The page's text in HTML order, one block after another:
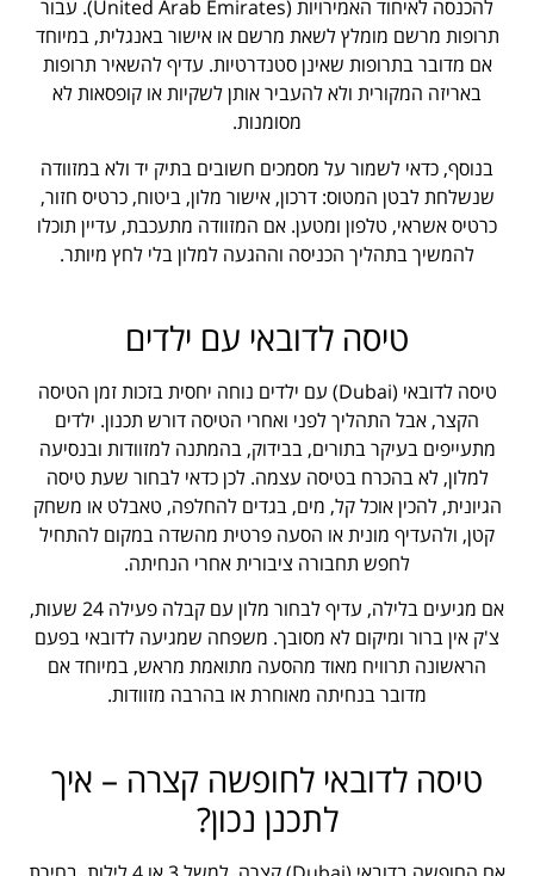
להכנסה לאיחוד האמירויות (United Arab Emirates). עבור
תרופות מרשם מומלץ לשאת מרשם או אישור באנגלית, במיוחד
אם מדובר בתרופות שאינן סטנדרטיות. עדיף להשאיר תרופות
באריזה המקורית ולא להעביר אותן לשקיות או קופסאות לא
מסומנות.
בנוסף, כדאי לשמור על מסמכים חשובים בתיק יד ולא במזוודה
שנשלחת לבטן המטוס: דרכון, אישור מלון, ביטוח, כרטיס חזור,
כרטיס אשראי, טלפון ומטען. אם המזוודה מתעכבת, עדיין תוכלו
להמשיך בתהליך הכניסה וההגעה למלון בלי לחץ מיותר.
טיסה לדובאי עם ילדים
טיסה לדובאי (Dubai) עם ילדים נוחה יחסית בזכות זמן הטיסה
הקצר, אבל התהליך לפני ואחרי הטיסה דורש תכנון. ילדים
מתעייפים בעיקר בתורים, בבידוק, בהמתנה למזוודות ובנסיעה
למלון, לא בהכרח בטיסה עצמה. לכן כדאי לבחור שעת טיסה
הגיונית, להכין אוכל קל, מים, בגדים להחלפה, טאבלט או משחק
קטן, ולהעדיף מונית או הסעה פרטית מהשדה במקום להתחיל
לחפש תחבורה ציבורית אחרי הנחיתה.
אם מגיעים בלילה, עדיף לבחור מלון עם קבלה פעילה 24 שעות,
צ'ק אין ברור ומיקום לא מסובך. משפחה שמגיעה לדובאי בפעם
הראשונה תרוויח מאוד מהסעה מתואמת מראש, במיוחד אם
מדובר בנחיתה מאוחרת או בהרבה מזוודות.
טיסה לדובאי לחופשה קצרה – איך
לתכנן נכון?